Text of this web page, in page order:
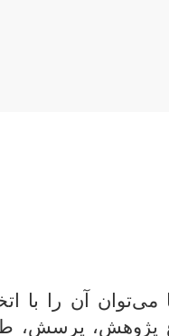
آن را با
پرسش،